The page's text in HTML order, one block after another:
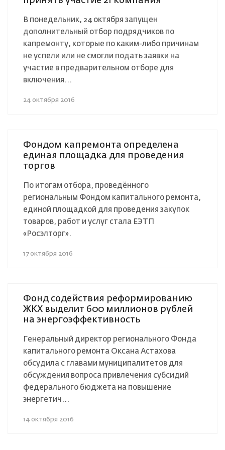
В понедельник, 24 октября запущен
дополнительный отбор подрядчиков по
капремонту, которые по каким-либо причинам
не успели или не смогли подать заявки на
участие в предварительном отборе для
включения...
24 октября 2016
Фондом капремонта определена
единая площадка для проведения
торгов
По итогам отбора, проведённого
региональным Фондом капитального ремонта,
единой площадкой для проведения закупок
товаров, работ и услуг стала ЕЭТП
«Росэлторг».
17 октября 2016
Фонд содействия реформированию
ЖКХ выделит 600 миллионов рублей
на энергоэффективность
Генеральный директор регионального Фонда
капитального ремонта Оксана Астахова
обсудила с главами муниципалитетов для
обсуждения вопроса привлечения субсидий
федерального бюджета на повышение
энергетич...
14 октября 2016